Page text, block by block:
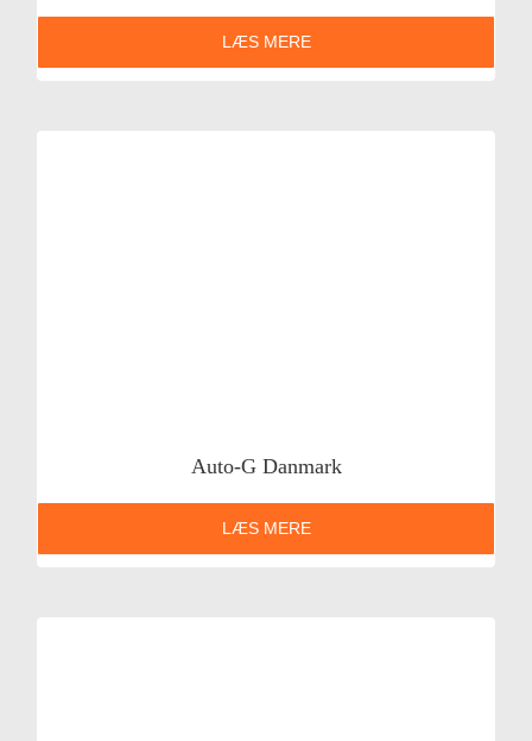
LÆS MERE
Auto-G Danmark
LÆS MERE